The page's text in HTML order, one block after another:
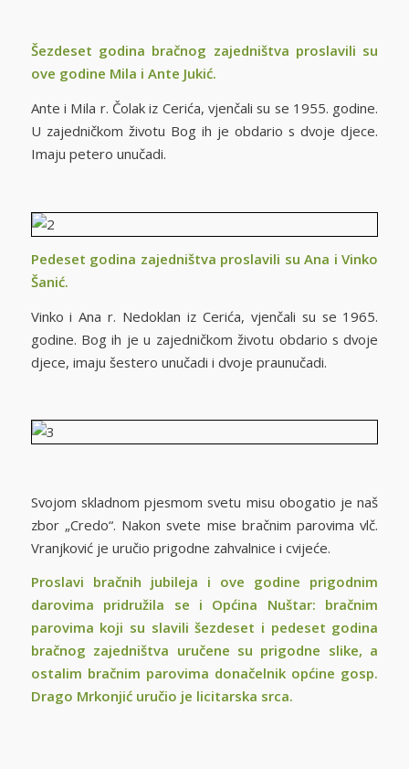
Šezdeset godina bračnog zajedništva proslavili su
ove godine Mila i Ante Jukić.
Ante i Mila r. Čolak iz Cerića, vjenčali su se 1955. godine.
U zajedničkom životu Bog ih je obdario s dvoje djece.
Imaju petero unučadi.
Pedeset godina zajedništva proslavili su Ana i Vinko
Šanić.
Vinko i Ana r. Nedoklan iz Cerića, vjenčali su se 1965.
godine. Bog ih je u zajedničkom životu obdario s dvoje
djece, imaju šestero unučadi i dvoje praunučadi.
Svojom skladnom pjesmom svetu misu obogatio je naš
zbor „Credo“. Nakon svete mise bračnim parovima vlč.
Vranjković je uručio prigodne zahvalnice i cvijeće.
Proslavi bračnih jubileja i ove godine prigodnim
darovima pridružila se i Općina Nuštar: bračnim
parovima koji su slavili šezdeset i pedeset godina
bračnog zajedništva uručene su prigodne slike, a
ostalim bračnim parovima donačelnik općine gosp.
Drago Mrkonjić uručio je licitarska srca.